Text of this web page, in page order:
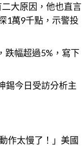
大原因，他也直言
1萬9千點，示警投
跌幅超過5%，寫下
錫今日受訪分析主
作太慢了！」美國